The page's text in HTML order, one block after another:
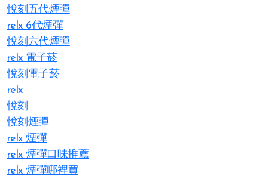
悅刻五代煙彈
relx 6代煙彈
悅刻六代煙彈
relx 電子菸
悅刻電子菸
relx
悅刻
悅刻煙彈
relx 煙彈
relx 煙彈口味推薦
relx 煙彈哪裡買